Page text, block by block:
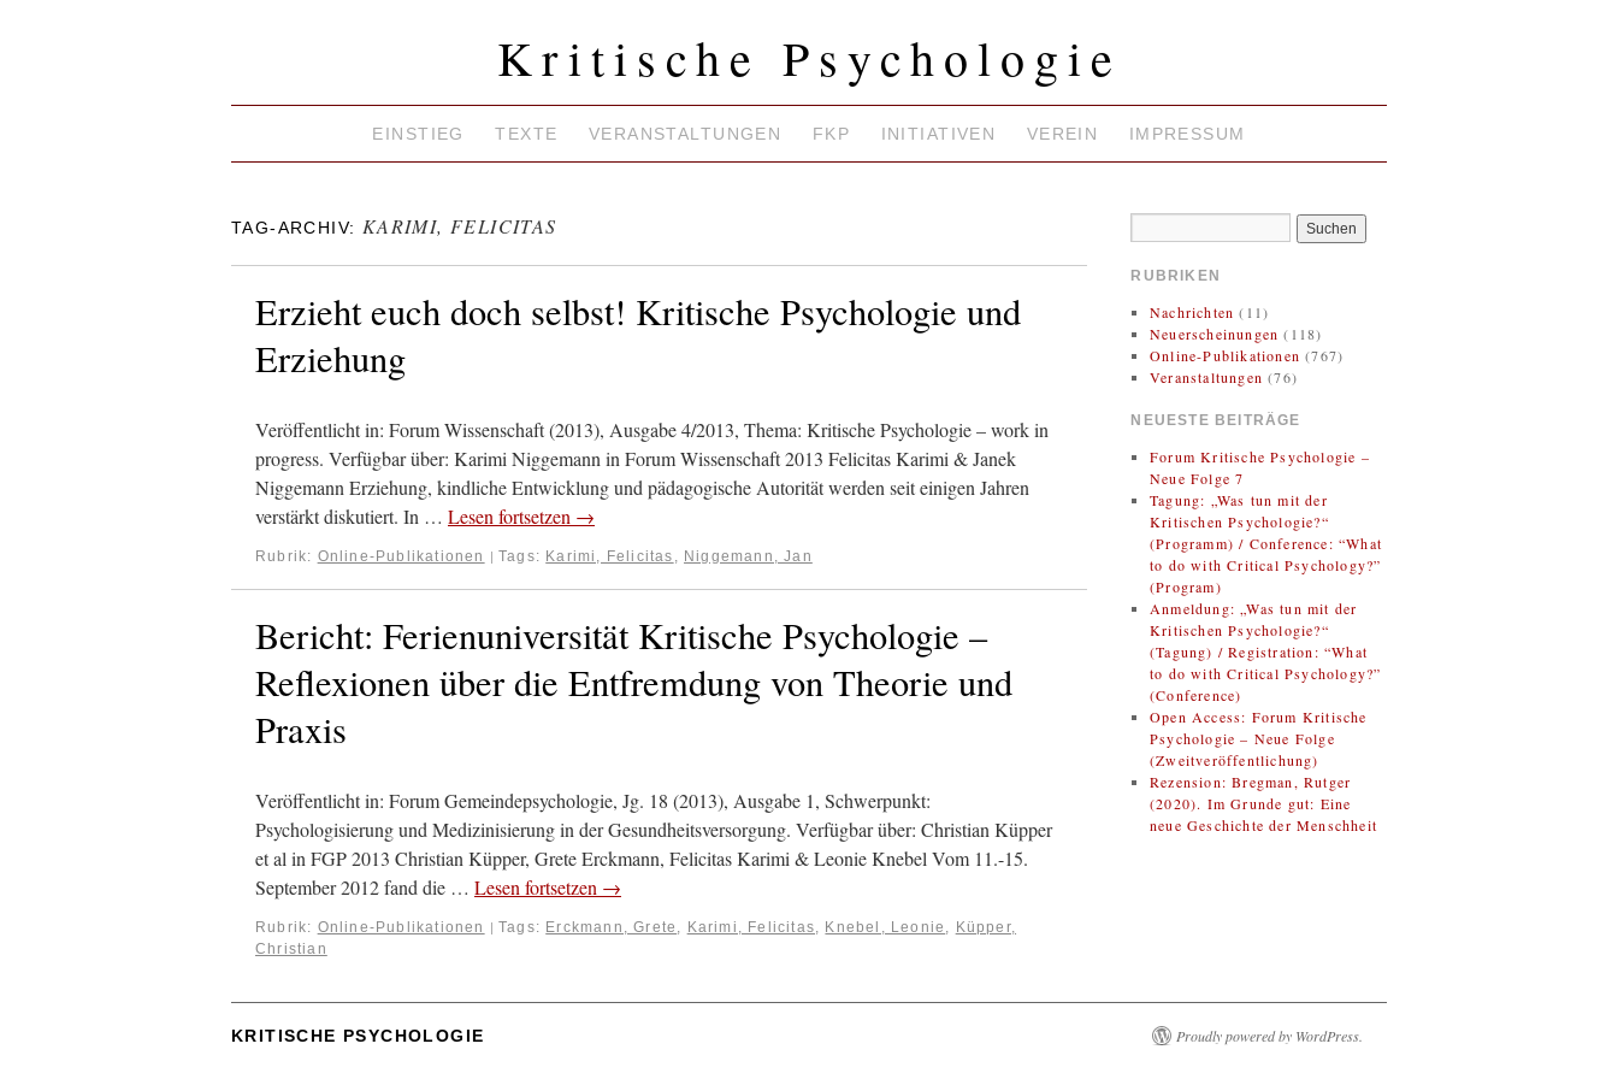
Kritische Psychologie
EINSTIEG TEXTE VERANSTALTUNGEN FKP INITIATIVEN VEREIN IMPRESSUM
TAG-ARCHIV: KARIMI, FELICITAS
Erzieht euch doch selbst! Kritische Psychologie und
Erziehung
Veröffentlicht in: Forum Wissenschaft (2013), Ausgabe 4/2013, Thema: Kritische Psychologie – work in
progress. Verfügbar über: Karimi Niggemann in Forum Wissenschaft 2013 Felicitas Karimi & Janek
Niggemann Erziehung, kindliche Entwicklung und pädagogische Autorität werden seit einigen Jahren
verstärkt diskutiert. In … Lesen fortsetzen →
Rubrik: Online-Publikationen | Tags: Karimi, Felicitas , Niggemann, Jan
Bericht: Ferienuniversität Kritische Psychologie –
Reflexionen über die Entfremdung von Theorie und
Praxis
Veröffentlicht in: Forum Gemeindepsychologie, Jg. 18 (2013), Ausgabe 1, Schwerpunkt:
Psychologisierung und Medizinisierung in der Gesundheitsversorgung. Verfügbar über: Christian Küpper
et al in FGP 2013 Christian Küpper, Grete Erckmann, Felicitas Karimi & Leonie Knebel Vom 11.-15.
September 2012 fand die … Lesen fortsetzen →
Rubrik: Online-Publikationen | Tags: Erckmann, Grete , Karimi, Felicitas, Knebel, Leonie , Küpper,
Christian
RUBRIKEN
Nachrichten (11)
Neuerscheinungen (118)
Online-Publikationen (767)
Veranstaltungen (76)
NEUESTE BEITRÄGE
Forum Kritische Psychologie –
Neue Folge 7
Tagung: „Was tun mit der
Kritischen Psychologie?“
(Programm) / Conference: “What
to do with Critical Psychology?”
(Program)
Anmeldung: „Was tun mit der
Kritischen Psychologie?“
(Tagung) / Registration: “What
to do with Critical Psychology?”
(Conference)
Open Access: Forum Kritische
Psychologie – Neue Folge
(Zweitveröffentlichung)
Rezension: Bregman, Rutger
(2020). Im Grunde gut: Eine
neue Geschichte der Menschheit
KRITISCHE PSYCHOLOGIE Proudly powered by WordPress.